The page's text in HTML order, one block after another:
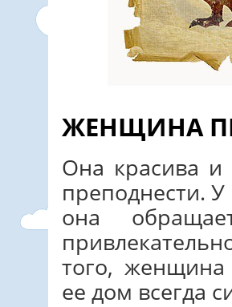
ЖЕНЩИНА
Она красива и
преподнести.
она
того, женщина
ее дом всегда